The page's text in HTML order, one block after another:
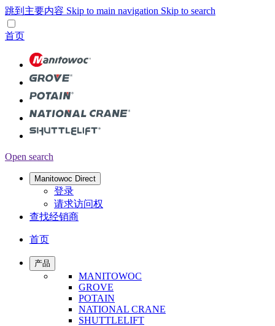
跳到主要内容 Skip to main navigation Skip to search
首页
Open search
Manitowoc Direct
登录
请求访问权
查找经销商
首页
产品
MANITOWOC
GROVE
POTAIN
NATIONAL CRANE
SHUTTLELIFT